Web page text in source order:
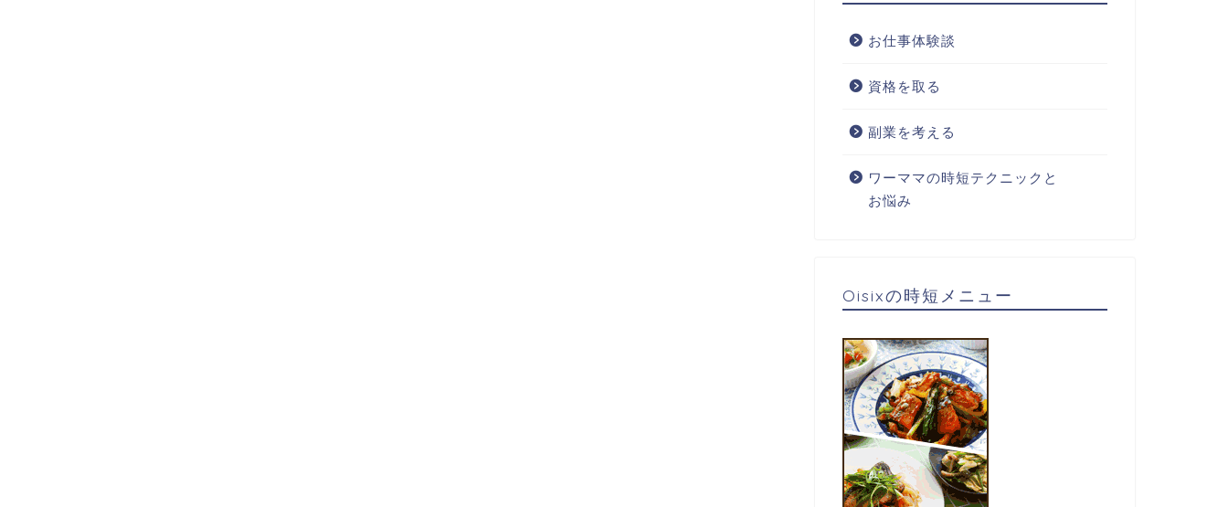
お仕事体験談
資格を取る
副業を考える
ワーママの時短テクニックと
お悩み
Oisixの時短メニュー